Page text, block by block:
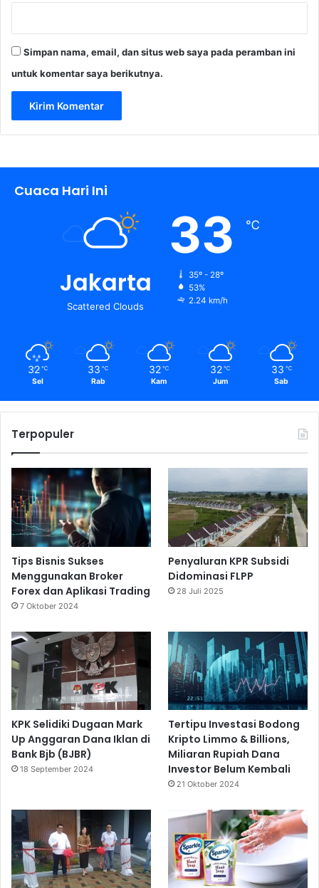
Simpan nama, email, dan situs web saya pada peramban ini
untuk komentar saya berikutnya.
Cuaca Hari Ini
Jakarta
Scattered Clouds
33 ℃
35º - 28º
53%
2.24 km/h
32 ℃
Sel
33 ℃
Rab
32 ℃
Kam
32 ℃
Jum
33 ℃
Sab
Terpopuler
Tips Bisnis Sukses
Menggunakan Broker
Forex dan Aplikasi Trading
7 Oktober 2024
Penyaluran KPR Subsidi
Didominasi FLPP
28 Juli 2025
KPK Selidiki Dugaan Mark
Up Anggaran Dana Iklan di
Bank Bjb (BJBR)
18 September 2024
Tertipu Investasi Bodong
Kripto Limmo & Billions,
Miliaran Rupiah Dana
Investor Belum Kembali
21 Oktober 2024